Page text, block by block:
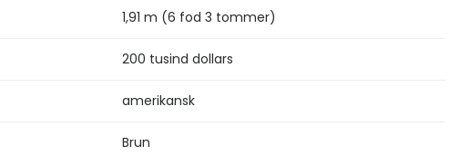
1,91 m (6 fod 3 tommer)
200 tusind dollars
amerikansk
Brun